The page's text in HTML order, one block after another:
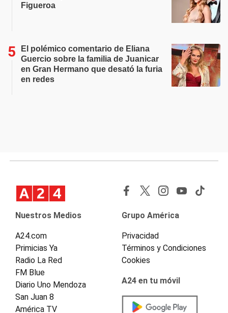
Figueroa
El polémico comentario de Eliana
Guercio sobre la familia de Juanicar
en Gran Hermano que desató la furia
en redes
Nuestros Medios
A24.com
Primicias Ya
Radio La Red
FM Blue
Diario Uno Mendoza
San Juan 8
América TV
Grupo América
Privacidad
Términos y Condiciones
Cookies
A24 en tu móvil